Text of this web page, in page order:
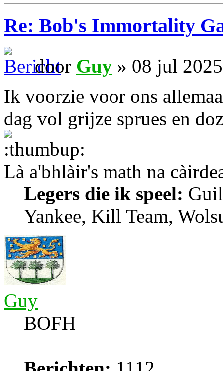
Re: Bob's Immortality
door Guy » 08 jul
Ik voorzie voor ons
dag vol grijze sprues en
Là a'bhlàir's math na
Legers die ik speel:
Yankee, Kill Team,
Guy
BOFH